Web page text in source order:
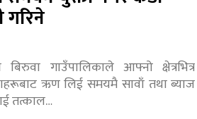
गरिने
गाउँपालिकाले आफ्नो क्षेत्रभित्र
ऋण लिई समयमै सावाँ तथा ब्याज
तत्काल…